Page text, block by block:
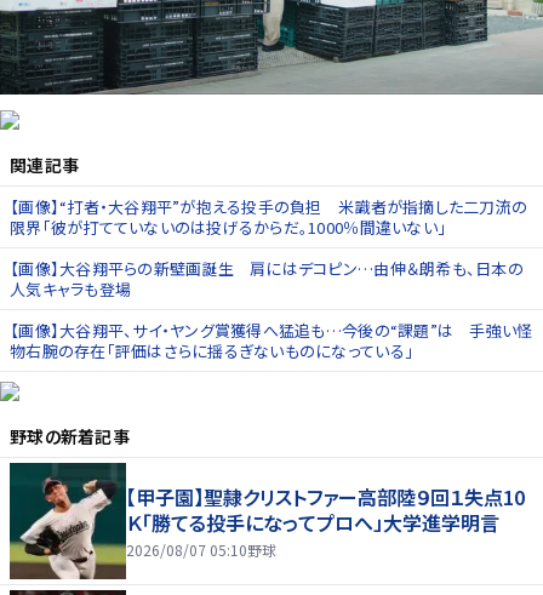
関連記事
【画像】“打者・大谷翔平”が抱える投手の負担 米識者が指摘した二刀流の
限界「彼が打てていないのは投げるからだ。1000％間違いない」
【画像】大谷翔平らの新壁画誕生 肩にはデコピン…由伸＆朗希も、日本の
人気キャラも登場
【画像】大谷翔平、サイ・ヤング賞獲得へ猛追も…今後の“課題”は 手強い怪
物右腕の存在「評価はさらに揺るぎないものになっている」
野球の新着記事
【甲子園】聖隷クリストファー高部陸９回１失点10
Ｋ「勝てる投手になってプロへ」大学進学明言
2026/08/07 05:10野球